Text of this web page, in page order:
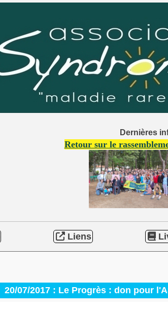
Dernières
Retour sur le
Liens
20/07/2017 : Le Progrès : don pour